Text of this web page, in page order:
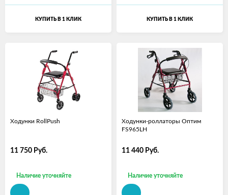
КУПИТЬ В 1 КЛИК КУПИТЬ В 1 КЛИК
Ходунки RollPush
11 750 Руб.
Наличие уточняйте
Ходунки-роллаторы Оптим
FS965LH
11 440 Руб.
Наличие уточняйте